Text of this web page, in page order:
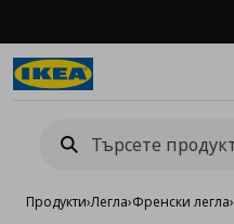
Продукти›Легла›Френски легла›